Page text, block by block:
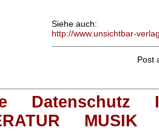
Siehe auch:
http://www.unsichtbar-
Post
Datenschutz
MUSIK